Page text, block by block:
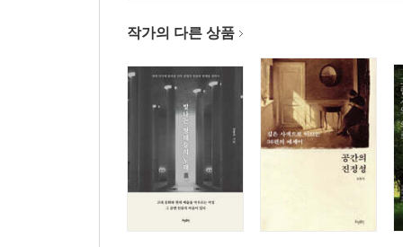
작가의 다른 상품